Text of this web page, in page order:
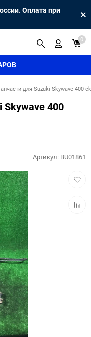
Оплата при
0
для Suzuki Skywave 400
Skywave 400
Артикул: BU01861